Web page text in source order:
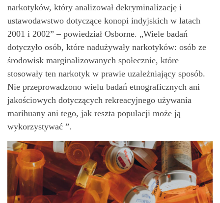
narkotyków, który analizował dekryminalizację i
ustawodawstwo dotyczące konopi indyjskich w latach
2001 i 2002” – powiedział Osborne. „Wiele badań
dotyczyło osób, które nadużywały narkotyków: osób ze
środowisk marginalizowanych społecznie, które
stosowały ten narkotyk w prawie uzależniający sposób.
Nie przeprowadzono wielu badań etnograficznych ani
jakościowych dotyczących rekreacyjnego używania
marihuany ani tego, jak reszta populacji może ją
wykorzystywać ”.